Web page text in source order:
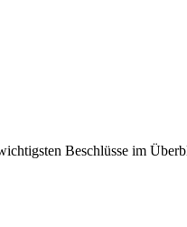
Beschlüsse im